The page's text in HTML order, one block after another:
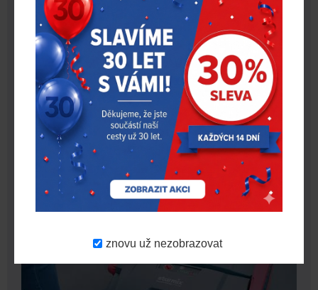
znovu už nezobrazovat
Rychlonabíječka
MILWAUKEE M12-18 FC
1 451 Kč
VIDEO